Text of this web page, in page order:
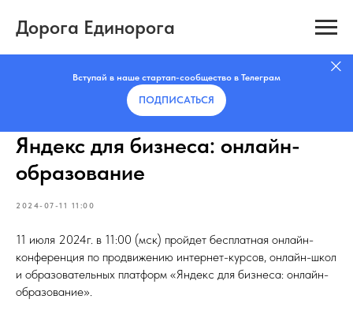
Дорога Единорога
Вступай в наше стартап-сообщество в Телеграм
ПОДПИСАТЬCЯ
Яндекс для бизнеса: онлайн-
образование
2024-07-11 11:00
11 июля 2024г. в 11:00 (мск) пройдет бесплатная онлайн-
конференция по продвижению интернет-курсов, онлайн-школ
и образовательных платформ «Яндекс для бизнеса: онлайн-
образование».